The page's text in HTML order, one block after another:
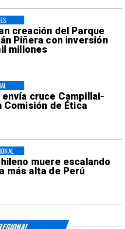
creación del Parque
Piñera con inversión
millones
envía cruce Campillai-
Comisión de Ética
muere escalando
más alta de Perú